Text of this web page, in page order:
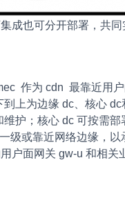
成也可分开部署，共同
作为 cdn 最靠近用
上为边缘 dc、核心
护；核心 dc 可按需
级或靠近网络边缘，
户面网关 gw-u 和相